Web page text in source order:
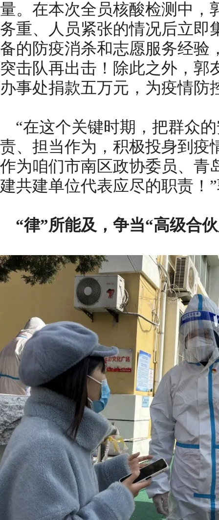
量。在本次全员核酸检测中，
务重、人员紧张的情况后立即
备的防疫消杀和志愿服务经验
突击队再出击！除此之外，郭
办事处捐款五万元，为疫情防
“在这个关键时期，把群众
责、担当作为，积极投身到疫
作为咱们市南区政协委员、青
建共建单位代表应尽的职责！
“律”所能及，争当“高级合